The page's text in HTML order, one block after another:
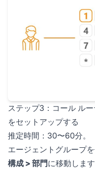
ステップ3：コール ル
をセットアップする
推定時間：30〜60分。
エージェントグループ
構成 > 部門に移動します